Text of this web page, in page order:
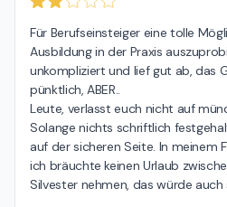
Für Berufseinsteiger eine tolle
Ausbildung in der Praxis
unkompliziert und lief gut ab, das
pünktlich, ABER..
Leute, verlasst euch nicht auf
Solange nichts schriftlich
auf der sicheren Seite. In meinem
ich bräuchte keinen Urlaub
Silvester nehmen, das würde auch